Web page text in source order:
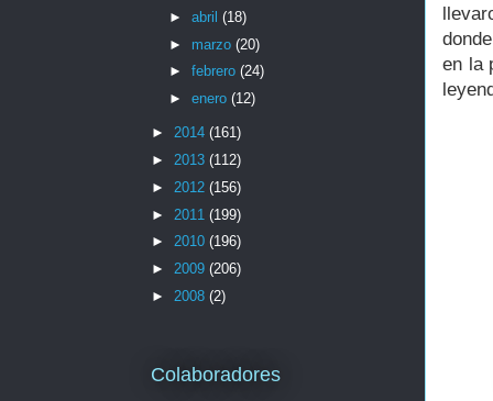
en la
► abril (18)
► marzo (20)
► febrero (24)
► enero (12)
► 2014 (161)
► 2013 (112)
► 2012 (156)
► 2011 (199)
► 2010 (196)
► 2009 (206)
► 2008 (2)
Colaboradores